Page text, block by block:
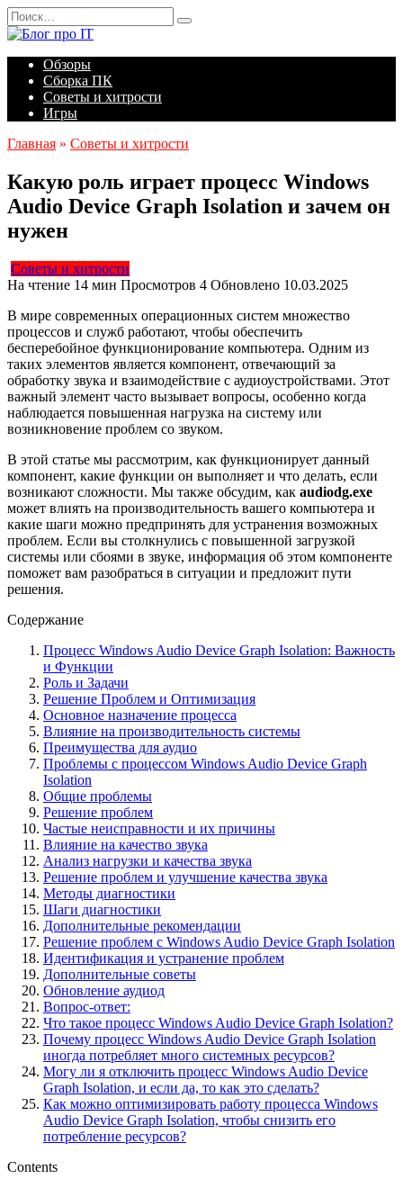
Перейти
к
содержанию
Search
for:
Обзоры
Сборка ПК
Советы и хитрости
Игры
Главная » Советы и хитрости
Какую роль играет процесс Windows
Audio Device Graph Isolation и зачем он
нужен
Советы и хитрости
На чтение 14 мин Просмотров 4 Обновлено 10.03.2025
В мире современных операционных систем множество
процессов и служб работают, чтобы обеспечить
бесперебойное функционирование компьютера. Одним из
таких элементов является компонент, отвечающий за
обработку звука и взаимодействие с аудиоустройствами. Этот
важный элемент часто вызывает вопросы, особенно когда
наблюдается повышенная нагрузка на систему или
возникновение проблем со звуком.
В этой статье мы рассмотрим, как функционирует данный
компонент, какие функции он выполняет и что делать, если
возникают сложности. Мы также обсудим, как audiodg.exe
может влиять на производительность вашего компьютера и
какие шаги можно предпринять для устранения возможных
проблем. Если вы столкнулись с повышенной загрузкой
системы или сбоями в звуке, информация об этом компоненте
поможет вам разобраться в ситуации и предложит пути
решения.
Содержание
Процесс Windows Audio Device Graph Isolation: Важность
и Функции
Роль и Задачи
Решение Проблем и Оптимизация
Основное назначение процесса
Влияние на производительность системы
Преимущества для аудио
Проблемы с процессом Windows Audio Device Graph
Isolation
Общие проблемы
Решение проблем
Частые неисправности и их причины
Влияние на качество звука
Анализ нагрузки и качества звука
Решение проблем и улучшение качества звука
Методы диагностики
Шаги диагностики
Дополнительные рекомендации
Решение проблем с Windows Audio Device Graph Isolation
Идентификация и устранение проблем
Дополнительные советы
Обновление аудиод
Вопрос-ответ:
Что такое процесс Windows Audio Device Graph Isolation?
Почему процесс Windows Audio Device Graph Isolation
иногда потребляет много системных ресурсов?
Могу ли я отключить процесс Windows Audio Device
Graph Isolation, и если да, то как это сделать?
Как можно оптимизировать работу процесса Windows
Audio Device Graph Isolation, чтобы снизить его
потребление ресурсов?
Contents